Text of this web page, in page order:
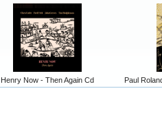
Henry Now - Then Again Cd Paul